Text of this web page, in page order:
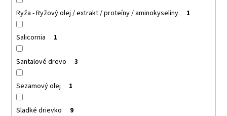
Ryža - Ryžový olej / extrakt / proteíny / aminokyseliny 1
Salicornia 1
Santalové drevo 3
Sezamový olej 1
Sladké drievko 9